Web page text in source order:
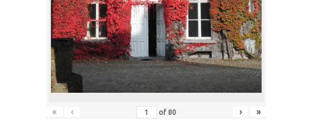
« ‹ of 80 › »